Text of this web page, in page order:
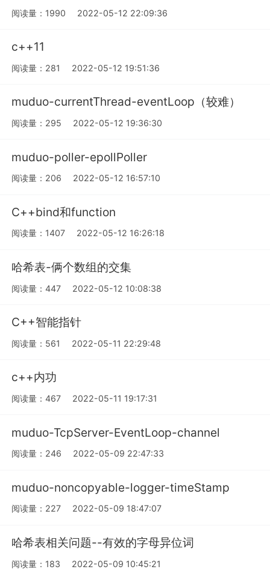
阅读量：1990 2022-05-12 22:09:36
c++11
阅读量：281 2022-05-12 19:51:36
muduo-currentThread-eventLoop（较难）
阅读量：295 2022-05-12 19:36:30
muduo-poller-epollPoller
阅读量：206 2022-05-12 16:57:10
C++bind和function
阅读量：1407 2022-05-12 16:26:18
哈希表-俩个数组的交集
阅读量：447 2022-05-12 10:08:38
C++智能指针
阅读量：561 2022-05-11 22:29:48
c++内功
阅读量：467 2022-05-11 19:17:31
muduo-TcpServer-EventLoop-channel
阅读量：246 2022-05-09 22:47:33
muduo-noncopyable-logger-timeStamp
阅读量：227 2022-05-09 18:47:07
哈希表相关问题--有效的字母异位词
阅读量：183 2022-05-09 10:45:21